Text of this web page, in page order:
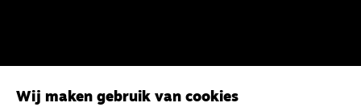
Wij maken gebruik van cookies